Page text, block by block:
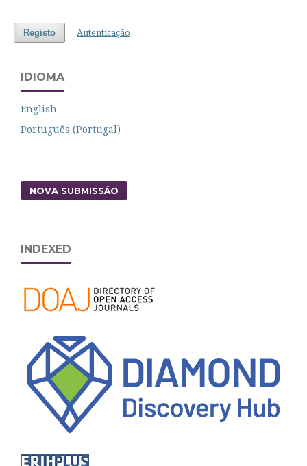
Registo Autenticação
IDIOMA
English
Português (Portugal)
NOVA SUBMISSÃO
INDEXED